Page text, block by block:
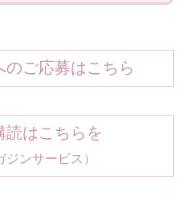
ご応募はこちら
読はこちらを
ンサービス）